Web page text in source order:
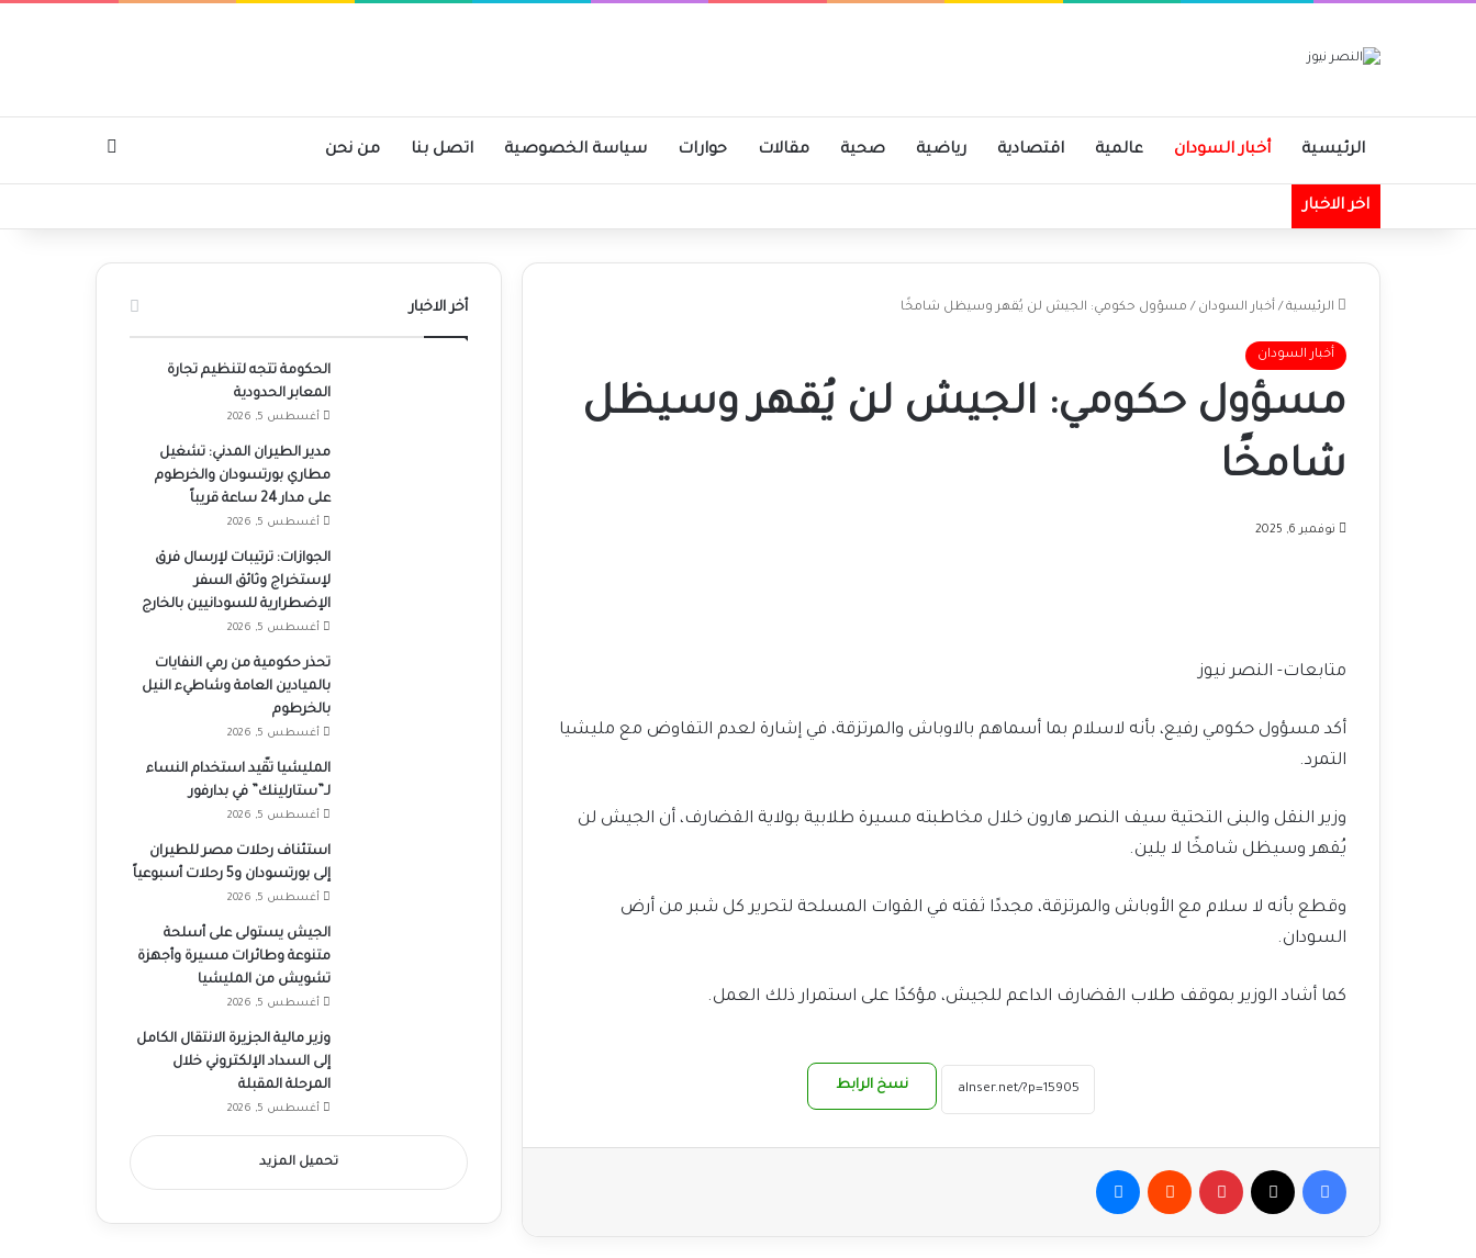
الرئيسية أخبار السودان عالمية اقتصادية رياضية صحية مقالات حوارات سياسة الخصوصية اتصل بنا من نحن
اخر الاخبار
الرئيسية / أخبار السودان / مسؤول حكومي: الجيش لن يُقهر وسيظل شامخًا
أخبار السودان
مسؤول حكومي: الجيش لن يُقهر وسيظل
شامخًا
نوفمبر 6, 2025
متابعات- النصر نيوز
أكد مسؤول حكومي رفيع، بأنه لاسلام بما أسماهم بالاوباش والمرتزقة، في إشارة لعدم التفاوض مع مليشيا
التمرد.
وزير النقل والبنى التحتية سيف النصر هارون خلال مخاطبته مسيرة طلابية بولاية القضارف، أن الجيش لن
يُقهر وسيظل شامخًا لا يلين.
وقطع بأنه لا سلام مع الأوباش والمرتزقة، مجددًا ثقته في القوات المسلحة لتحرير كل شبر من أرض
السودان.
كما أشاد الوزير بموقف طلاب القضارف الداعم للجيش، مؤكدًا على استمرار ذلك العمل.
نسخ الرابط
فيسبوك بينتيريست
أخر الاخبار
الحكومة تتجه لتنظيم تجارة
المعابر الحدودية
أغسطس 5, 2026
مدير الطيران المدني: تشغيل
مطاري بورتسودان والخرطوم
على مدار 24 ساعة قريباً
أغسطس 5, 2026
الجوازات: ترتيبات لإرسال فرق
لإستخراج وثائق السفر
الإضطرارية للسودانيين بالخارج
أغسطس 5, 2026
تحذر حكومية من رمي النفايات
بالميادين العامة وشاطيء النيل
بالخرطوم
أغسطس 5, 2026
المليشيا تقّيد استخدام النساء
لـ”ستارلينك” في بدارفور
أغسطس 5, 2026
استئناف رحلات مصر للطيران
إلى بورتسودان و5 رحلات أسبوعياً
أغسطس 5, 2026
الجيش يستولى على أسلحة
متنوعة وطائرات مسيرة وأجهزة
تشويش من المليشيا
أغسطس 5, 2026
وزير مالية الجزيرة الانتقال الكامل
إلى السداد الإلكتروني خلال
المرحلة المقبلة
أغسطس 5, 2026
تحميل المزيد